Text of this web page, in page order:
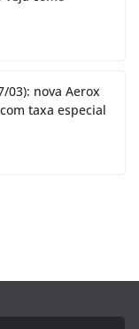
03): nova Aerox
taxa especial